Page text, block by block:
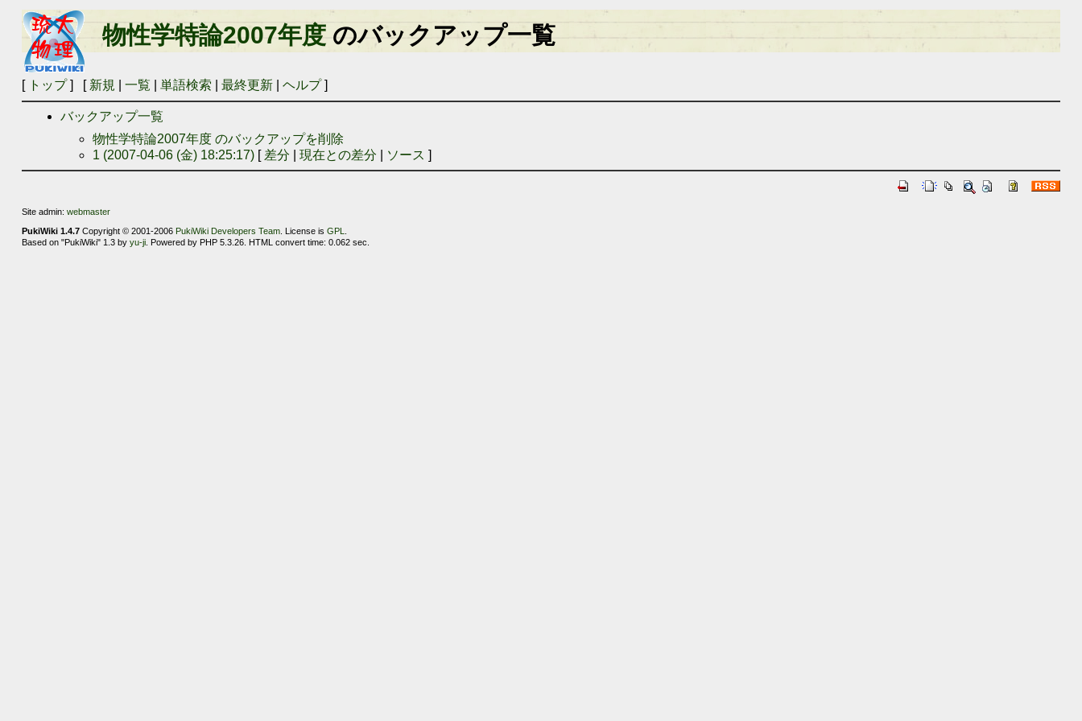
物性学特論2007年度のバックアップ一覧
[ トップ] [ 新規 一覧 単語検索 最終更新| ヘルプ]
バックアップ一覧
物性学特論2007年度 のバックアップを削除
1 (2007-04-06 (金) 18:25:17)[ 差分 現在との差分 ソース ]
Site admin: webmaster
PukiWiki 1.4.7Copyright © 2001-2006 PukiWiki Developers Team. License is GPL
Based on "PukiWiki" 1.3 by yu-ji. Powered by PHP 5.3.26. HTML convert time: 0.062 sec.